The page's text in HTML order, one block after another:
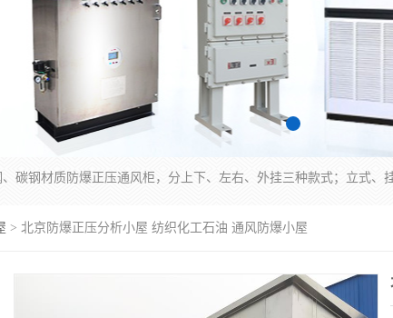
> 北京防爆正压分析小屋 纺织化工石油 通风防爆小屋